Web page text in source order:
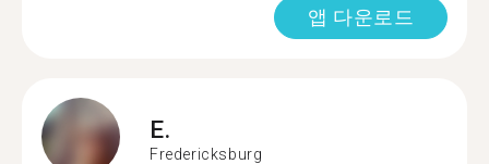
앱 다운로드
E.
Fredericksburg